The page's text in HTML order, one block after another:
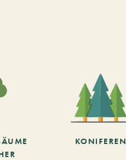
KONIFEREN